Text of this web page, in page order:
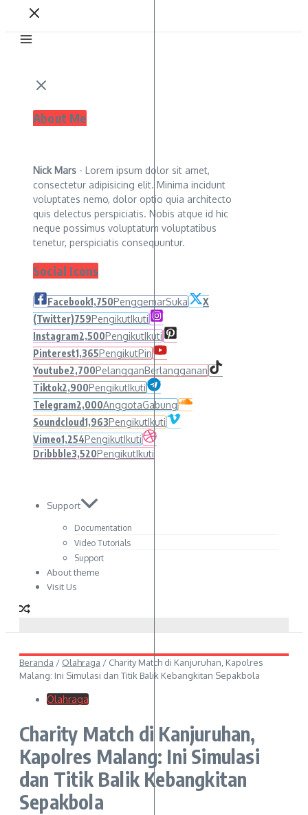
About Me
Nick Mars - Lorem ipsum dolor sit amet,
consectetur adipisicing elit. Minima incidunt
voluptates nemo, dolor optio quia architecto
quis delectus perspiciatis. Nobis atque id hic
neque possimus voluptatum voluptatibus
tenetur, perspiciatis consequuntur.
Social Icons
Facebook1,750PenggemarSuka
X
(Twitter)759PengikutIkuti
Instagram2,500PengikutIkuti
Pinterest1,365PengikutPin
Youtube2,700PelangganBerlangganan
Tiktok2,900PengikutIkuti
Telegram2,000AnggotaGabung
Soundcloud1,963PengikutIkuti
Vimeo1,254PengikutIkuti
Dribbble3,520PengikutIkuti
Support
Documentation
Video Tutorials
Support
About theme
Visit Us
Beranda / Olahraga / Charity Match di Kanjuruhan, Kapolres
Malang: Ini Simulasi dan Titik Balik Kebangkitan Sepakbola
Olahraga
Charity Match di Kanjuruhan,
Kapolres Malang: Ini Simulasi
dan Titik Balik Kebangkitan
Sepakbola